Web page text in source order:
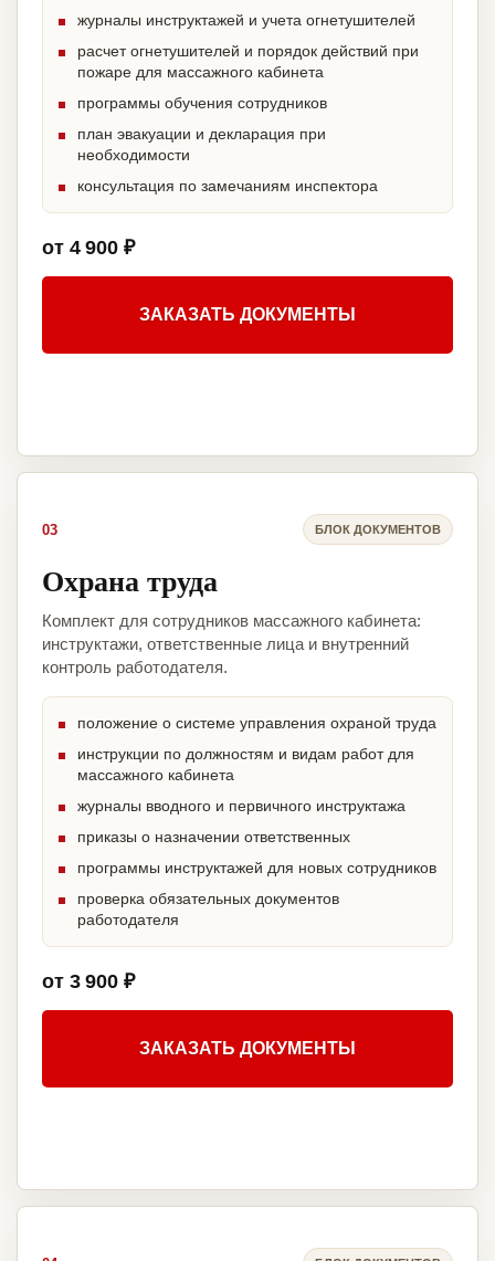
журналы инструктажей и учета огнетушителей
расчет огнетушителей и порядок действий при
пожаре для массажного кабинета
программы обучения сотрудников
план эвакуации и декларация при
необходимости
консультация по замечаниям инспектора
от 4 900 ₽
ЗАКАЗАТЬ ДОКУМЕНТЫ
03 БЛОК ДОКУМЕНТОВ
Охрана труда
Комплект для сотрудников массажного кабинета:
инструктажи, ответственные лица и внутренний
контроль работодателя.
положение о системе управления охраной труда
инструкции по должностям и видам работ для
массажного кабинета
журналы вводного и первичного инструктажа
приказы о назначении ответственных
программы инструктажей для новых сотрудников
проверка обязательных документов
работодателя
от 3 900 ₽
ЗАКАЗАТЬ ДОКУМЕНТЫ